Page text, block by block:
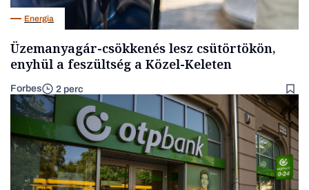
Energia
Üzemanyagár-csökkenés lesz csütörtökön,
enyhül a feszültség a Közel-Keleten
Forbes 2 perc